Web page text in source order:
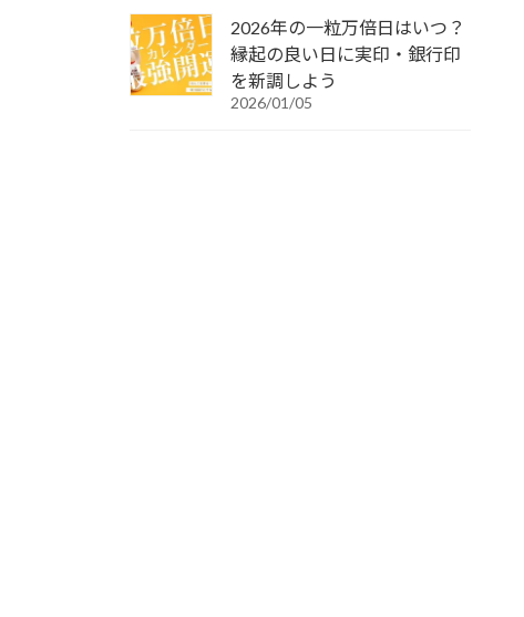
2026年の一粒万倍日はいつ？
縁起の良い日に実印・銀行印
を新調しよう
2026/01/05